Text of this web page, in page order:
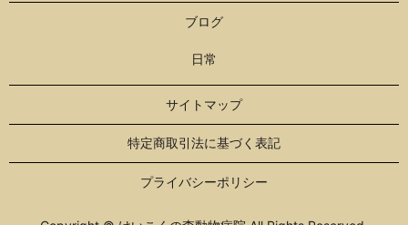
ブログ
日常
サイトマップ
特定商取引法に基づく表記
プライバシーポリシー